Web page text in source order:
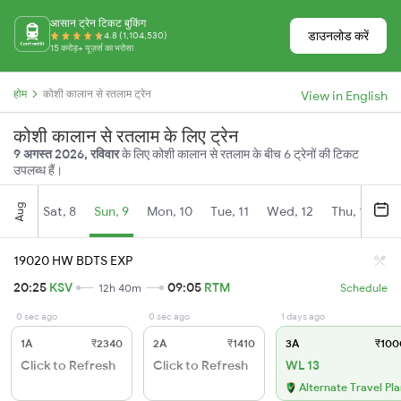
आसान ट्रेन टिकट बुकिंग
4.8 (1,104,530)
15 करोड़+ यूज़र्स का भरोसा
डाउनलोड करें
होम कोशी कालान से रतलाम ट्रेन View in English
कोशी कालान से रतलाम के लिए ट्रेन
9 अगस्त 2026, रविवारके लिए कोशी कालान से रतलाम के बीच 6 ट्रेनों की टिकट
उपलब्ध हैं।
Aug Sat, 8 Sun, 9 Mon, 10 Tue, 11 Wed, 12 Thu, 13
19020 HW BDTS EXP
20:25 KSV 12h 40m 09:05 RTM Schedule
0 sec ago
1A ₹2340
Click to Refresh
0 sec ago
2A ₹1410
Click to Refresh
1 days ago
3A
WL 13
Alternate Travel